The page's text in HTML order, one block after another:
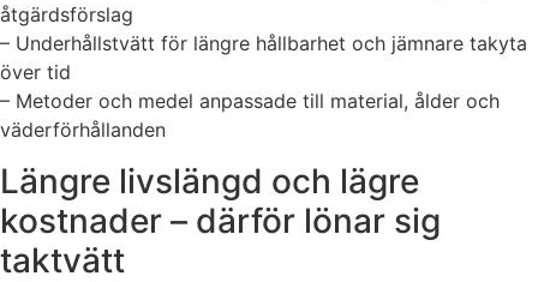
åtgärdsförslag
– Underhållstvätt för längre hållbarhet och jämnare takyta
över tid
– Metoder och medel anpassade till material, ålder och
väderförhållanden
Längre livslängd och lägre
kostnader – därför lönar sig
taktvätt